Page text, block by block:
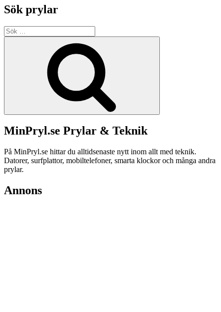
Sök prylar
Sök
efter:
MinPryl.se Prylar & Teknik
På MinPryl.se hittar du alltidsenaste nytt inom allt med teknik.
Datorer, surfplattor, mobiltelefoner, smarta klockor och många andra
prylar.
Annons